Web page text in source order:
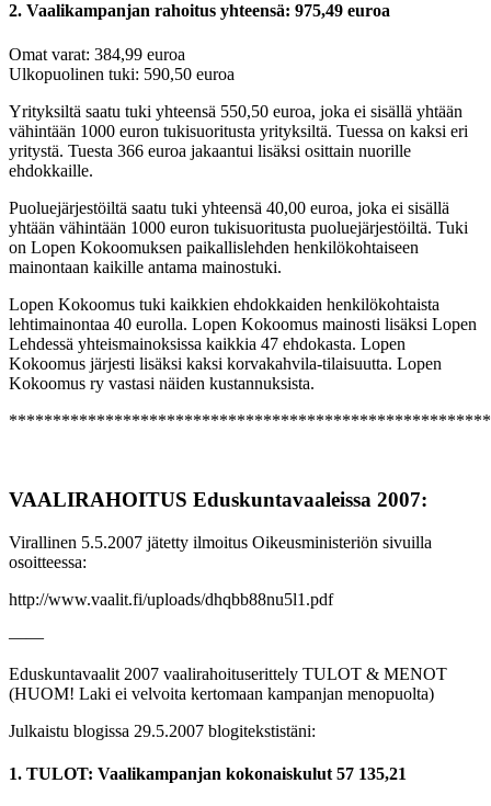
2. Vaalikampanjan rahoitus yhteensä: 975,49 euroa
Omat varat: 384,99 euroa
Ulkopuolinen tuki: 590,50 euroa
Yrityksiltä saatu tuki yhteensä 550,50 euroa, joka ei sisällä yhtään
vähintään 1000 euron tukisuoritusta yrityksiltä. Tuessa on kaksi eri
yritystä. Tuesta 366 euroa jakaantui lisäksi osittain nuorille
ehdokkaille.
Puoluejärjestöiltä saatu tuki yhteensä 40,00 euroa, joka ei sisällä
yhtään vähintään 1000 euron tukisuoritusta puoluejärjestöiltä. Tuki
on Lopen Kokoomuksen paikallislehden henkilökohtaiseen
mainontaan kaikille antama mainostuki.
Lopen Kokoomus tuki kaikkien ehdokkaiden henkilökohtaista
lehtimainontaa 40 eurolla. Lopen Kokoomus mainosti lisäksi Lopen
Lehdessä yhteismainoksissa kaikkia 47 ehdokasta. Lopen
Kokoomus järjesti lisäksi kaksi korvakahvila-tilaisuutta. Lopen
Kokoomus ry vastasi näiden kustannuksista.
VAALIRAHOITUS Eduskuntavaaleissa 2007:
Virallinen 5.5.2007 jätetty ilmoitus Oikeusministeriön sivuilla
osoitteessa:
http://www.vaalit.fi/uploads/dhqbb88nu5l1.pdf
——
Eduskuntavaalit 2007 vaalirahoituserittely TULOT & MENOT
(HUOM! Laki ei velvoita kertomaan kampanjan menopuolta)
Julkaistu blogissa 29.5.2007 blogitekstistäni:
1. TULOT: Vaalikampanjan kokonaiskulut 57 135,21